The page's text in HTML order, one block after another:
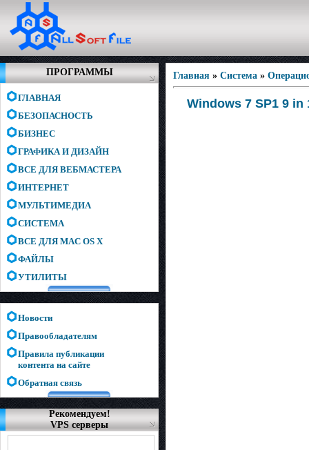
ПРОГРАММЫ
ГЛАВНАЯ
БЕЗОПАСНОСТЬ
БИЗНЕС
ГРАФИКА И ДИЗАЙН
ВСЕ ДЛЯ ВЕБМАСТЕРА
ИНТЕРНЕТ
МУЛЬТИМЕДИА
СИСТЕМА
ВСЕ ДЛЯ MAC OS X
ФАЙЛЫ
УТИЛИТЫ
Новости
Правообладателям
Правила публикации
контента на сайте
Обратная связь
Рекомендуем!
VPS серверы
Главная » Система »
Windows 7 SP1 9 in